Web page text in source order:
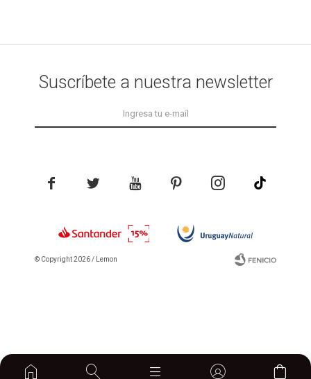
home 
Suscríbete a nuestra newsletter
    
© Copyright 2026 / Lemon
Fenicio